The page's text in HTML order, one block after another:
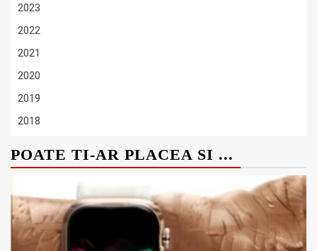
2023
2022
2021
2020
2019
2018
POATE TI-AR PLACEA SI ...